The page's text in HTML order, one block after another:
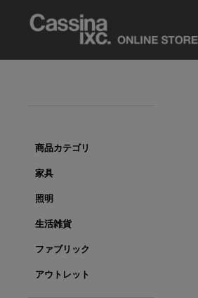
商品カテゴリ
家具
照明
生活雑貨
ファブリック
アウトレット